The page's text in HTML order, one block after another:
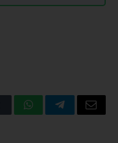
WhatsAppTelegramEmail